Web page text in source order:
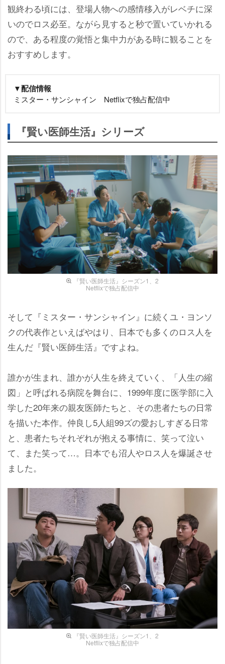
観終わる頃には、登場人物への感情移入がレベチに深
いのでロス必至。ながら見すると秒で置いていかれる
ので、ある程度の覚悟と集中力がある時に観ることを
おすすめします。
▼配信情報
ミスター・サンシャイン Netflixで独占配信中
『賢い医師生活』シリーズ
『賢い医師生活』シーズン1、2
Netflixで独占配信中
そして『ミスター・サンシャイン』に続くユ・ヨンソ
クの代表作といえばやはり、日本でも多くのロス人を
生んだ『賢い医師生活』ですよね。
誰かが生まれ、誰かが人生を終えていく、「人生の縮
図」と呼ばれる病院を舞台に、1999年度に医学部に入
学した20年来の親友医師たちと、その患者たちの日常
を描いた本作。仲良し5人組99ズの愛おしすぎる日常
と、患者たちそれぞれが抱える事情に、笑って泣い
て、また笑って…。日本でも沼人やロス人を爆誕させ
ました。
『賢い医師生活』シーズン1、2
Netflixで独占配信中